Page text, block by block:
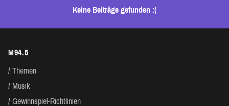
Keine Beiträge gefunden :(
M94.5
Themen
Musik
Gewinnspiel-Richtlinien